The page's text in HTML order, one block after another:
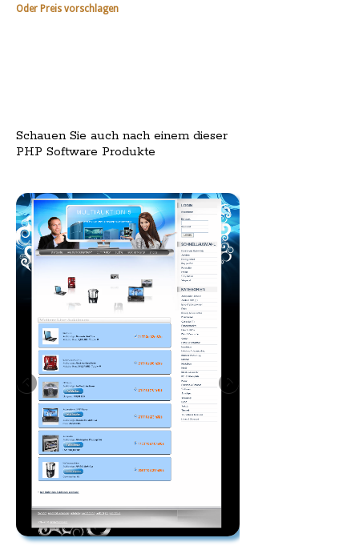
Oder Preis vorschlagen
Schauen Sie auch nach einem dieser
PHP Software Produkte